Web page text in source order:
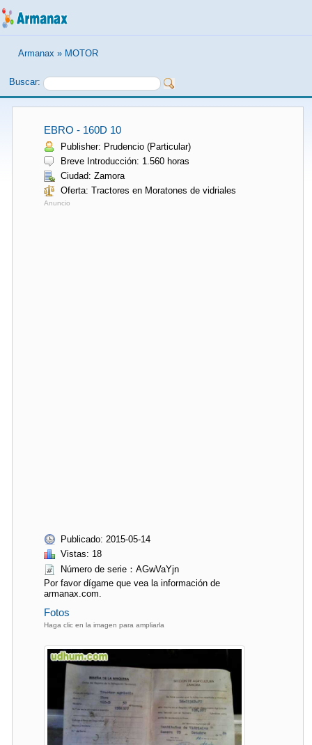
Armanax » MOTOR
Buscar:
EBRO - 160D 10
Publisher: Prudencio (Particular)
Breve Introducción: 1.560 horas
Ciudad: Zamora
Oferta: Tractores en Moratones de vidriales
Anuncio
Publicado: 2015-05-14
Vistas: 18
Número de serie：AGwVaYjn
Por favor dígame que vea la información de
armanax.com.
Fotos
Haga clic en la imagen para ampliarla